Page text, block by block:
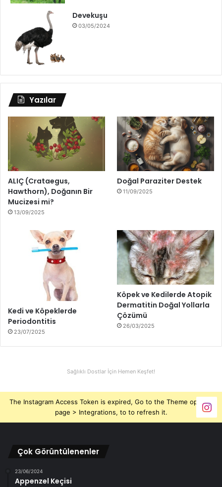
Devekuşu
03/05/2024
Yazılar
ALIÇ (Crataegus,
Hawthorn), Doğanın Bir
Mucizesi mi?
13/09/2025
Doğal Paraziter Destek
11/09/2025
Kedi ve Köpeklerde
Periodontitis
23/07/2025
Köpek ve Kedilerde Atopik
Dermatitin Doğal Yollarla
Çözümü
26/03/2025
Sağlıklı Dostlar İçin Hemen Keşfet!
The Instagram Access Token is expired, Go to the Theme options
page > Integrations, to to refresh it.
Çok Görüntülenenler
23/06/2024
Appenzel Keçisi